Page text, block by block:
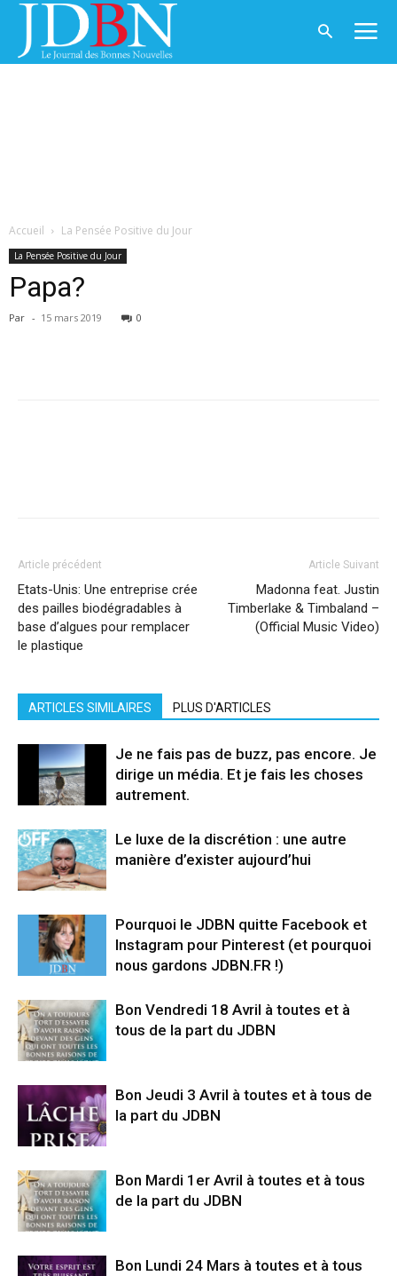
Accueil La Pensée Positive du Jour
La Pensée Positive du Jour
Papa?
Par - 15 mars 2019 0
Article précédent
Etats-Unis: Une entreprise crée
des pailles biodégradables à
base d’algues pour remplacer
le plastique
Article Suivant
Madonna feat. Justin
Timberlake & Timbaland –
(Official Music Video)
ARTICLES SIMILAIRES PLUS D'ARTICLES
Je ne fais pas de buzz, pas encore. Je
dirige un média. Et je fais les choses
autrement.
Le luxe de la discrétion : une autre
manière d’exister aujourd’hui
Pourquoi le JDBN quitte Facebook et
Instagram pour Pinterest (et pourquoi
nous gardons JDBN.FR !)
Bon Vendredi 18 Avril à toutes et à
tous de la part du JDBN
Bon Jeudi 3 Avril à toutes et à tous de
la part du JDBN
Bon Mardi 1er Avril à toutes et à tous
de la part du JDBN
Bon Lundi 24 Mars à toutes et à tous